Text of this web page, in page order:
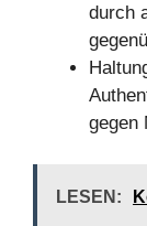
durch
gegen
LESEN: